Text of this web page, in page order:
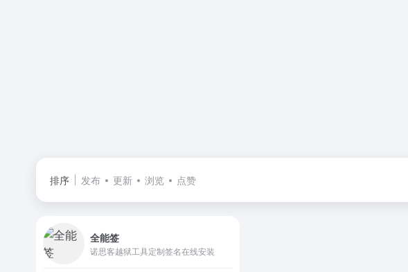
排序 发布 更新 浏览 点赞
全能签
诺思客越狱工具定制签名在线安装